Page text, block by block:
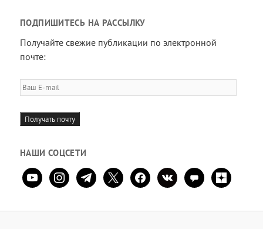
ПОДПИШИТЕСЬ НА РАССЫЛКУ
Получайте свежие публикации по электронной
почте:
Ваш
E-
mail
Получать почту
НАШИ СОЦСЕТИ
youtubeinstagramtelegram
x facebookvkontaktecomment
zen-
yandex